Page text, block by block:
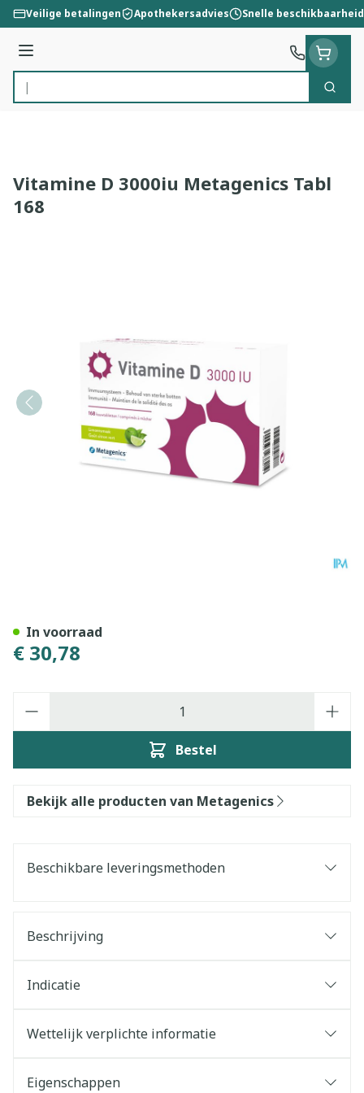
Ga naar de inhoud
Veilige betalingen Apothekersadvies Snelle beschikbaarheid
Menu
Product, merk, categorie...
Zoek
Vitamine D 3000iu Metagenics Tabl
168
€ 30,78
Bestel
In voorraad
Bekijk alle producten van Metagenics
Beschikbare leveringsmethoden
Beschrijving
Indicatie
Wettelijk verplichte informatie
Eigenschappen